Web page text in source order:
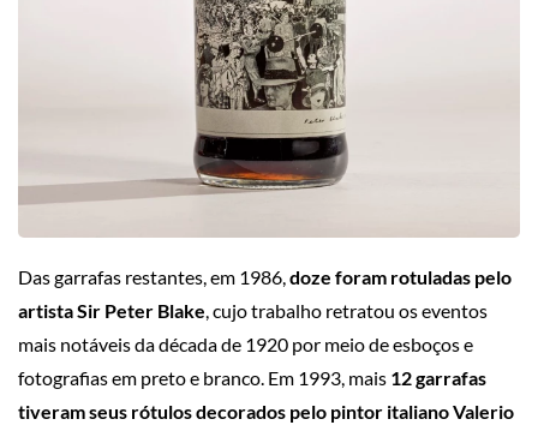
Das garrafas restantes, em 1986,doze foram rotuladas pelo
artista Sir Peter Blake, cujo trabalho retratou os eventos
mais notáveis da década de 1920 por meio de esboços e
fotografias em preto e branco. Em 1993, mais 12 garrafas
tiveram seus rótulos decorados pelo pintor italiano Valerio